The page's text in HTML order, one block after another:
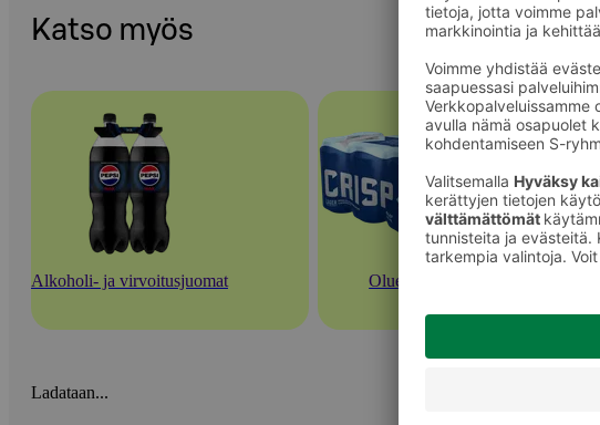
Katso myös
Alkoholi- ja virvoitusjuomat Oluet
Ladataan...